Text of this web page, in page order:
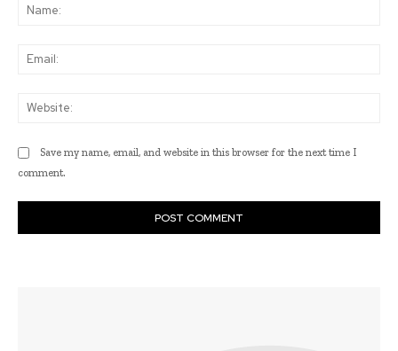
Save my name, email, and website in this browser for the next time I
comment.